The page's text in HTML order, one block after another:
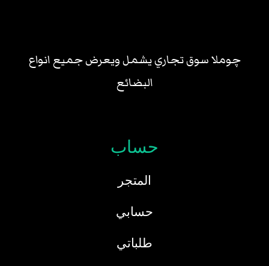
چوملا سوق تجاري يشمل ويعرض جميع انواع
البضائع
حساب
المتجر
حسابي
طلباتي